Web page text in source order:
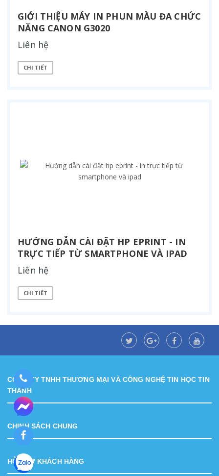
GIỚI THIỆU MÁY IN PHUN MÀU ĐA CHỨC
NĂNG CANON G3020
Liên hệ
CHI TIẾT
HƯỚNG DẪN CÀI ĐẶT HP EPRINT - IN
TRỰC TIẾP TỪ SMARTPHONE VÀ IPAD
Liên hệ
CHI TIẾT
CÔNG TY TNHH THƯƠNG MẠI VÀ CÔNG NGHỆ TIN HỌC TIN
THÀNH
CHINH SÁCH CHUNG
HỖ TRỢ KHÁCH HÀNG